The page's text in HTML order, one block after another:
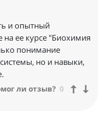
и опытный
ее курсе "Биохимия
понимание
но и навыки,
ли отзыв? 0